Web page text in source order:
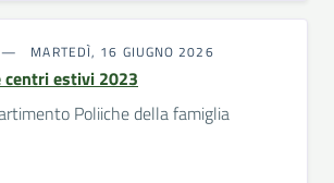
MARTEDÌ, 16 GIUGNO 2026
centri estivi 2023
Poliiche della famiglia